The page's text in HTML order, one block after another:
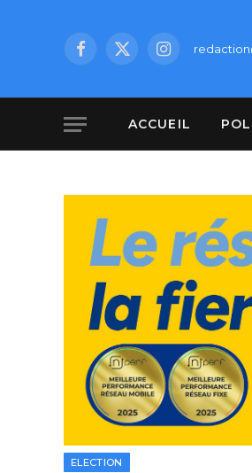
Facebook
X
Instagram
ACCUEIL
ELECTION